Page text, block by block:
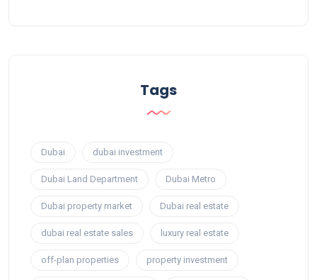
Tags
Dubai dubai investment
Dubai Land Department Dubai Metro
Dubai property market Dubai real estate
dubai real estate sales luxury real estate
off-plan properties property investment